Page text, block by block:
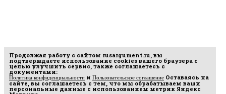
Продолжая работу с сайтом rusargument.ru, вы
подтверждаете использование cookies вашего браузера с
целью улучшить сервис, также соглашаетесь с
документами:
Политика конфиденциальности и Пользовательское соглашение Оставаясь на
сайте, вы соглашаетесь с тем, что мы обрабатываем ваши
персональные данные с использованием метрик Яндекс